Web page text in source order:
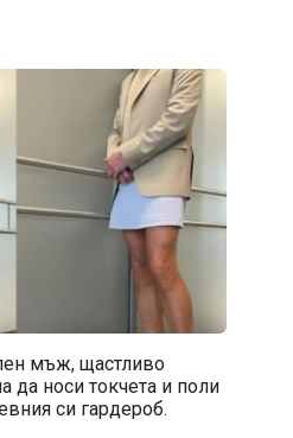
мъж, щастливо
да носи токчета и поли
си гардероб.